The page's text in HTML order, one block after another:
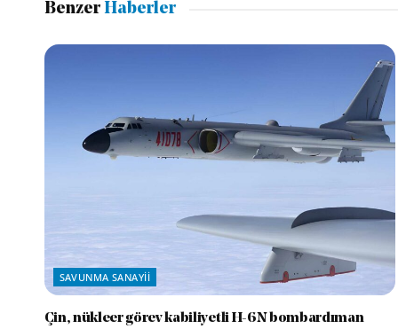
BenzerHaberler
SAVUNMA SANAYII
Çin, nükleer görev kabiliyetli H-6N bombardıman